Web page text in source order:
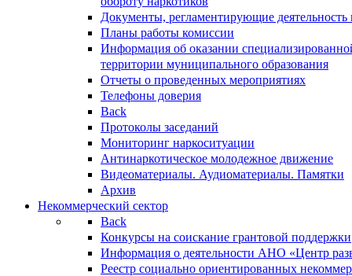
Документы, регламентирующие деятельность
Планы работы комиссии
Информация об оказании
территории муниципального образования
Отчеты о проведенных мероприятиях
Телефоны доверия
Back
Протоколы заседаний
Мониторинг наркоситуации
Антинаркотическое молодежное движение
Видеоматериалы. Аудиоматериалы. Памятки
Архив
Некоммерческий сектор
Back
Конкурсы на соискание грантовой поддержки
Информация о деятельности АНО «Центр
Реестр социально ориентированных